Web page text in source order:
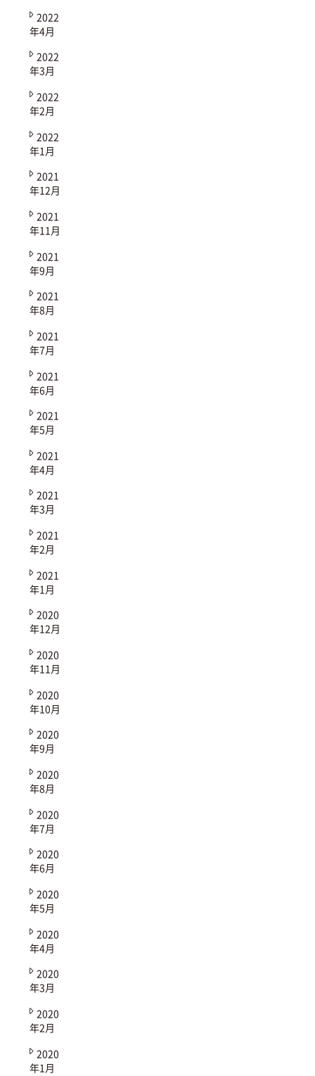
2022
年4月
2022
年3月
2022
年2月
2022
年1月
2021
年12月
2021
年11月
2021
年9月
2021
年8月
2021
年7月
2021
年6月
2021
年5月
2021
年4月
2021
年3月
2021
年2月
2021
年1月
2020
年12月
2020
年11月
2020
年10月
2020
年9月
2020
年8月
2020
年7月
2020
年6月
2020
年5月
2020
年4月
2020
年3月
2020
年2月
2020
年1月